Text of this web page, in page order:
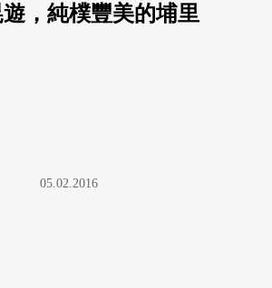
，純樸豐美的埔里
05.02.2016